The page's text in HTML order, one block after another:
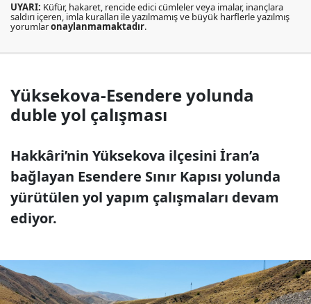
UYARI: Küfür, hakaret, rencide edici cümleler veya imalar, inançlara
saldırı içeren, imla kuralları ile yazılmamış ve büyük harflerle yazılmış
yorumlaronaylanmamaktadır.
Yüksekova-Esendere yolunda
duble yol çalışması
Hakkâri’nin Yüksekova ilçesini İran’a
bağlayan Esendere Sınır Kapısı yolunda
yürütülen yol yapım çalışmaları devam
ediyor.